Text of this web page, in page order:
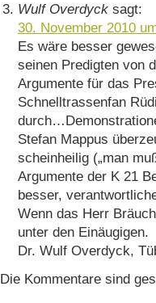
Wulf Overdyck sagt:
30. November 2010
Es wäre besser
seinen Predigten von
Argumente für das
Schnelltrassenfan
Stefan Mappus
scheinheilig („man
Argumente der K 21
besser,
Wenn das Herr
unter den Einäugigen.
Dr. Wulf Overdyck,
Die Kommentare sind